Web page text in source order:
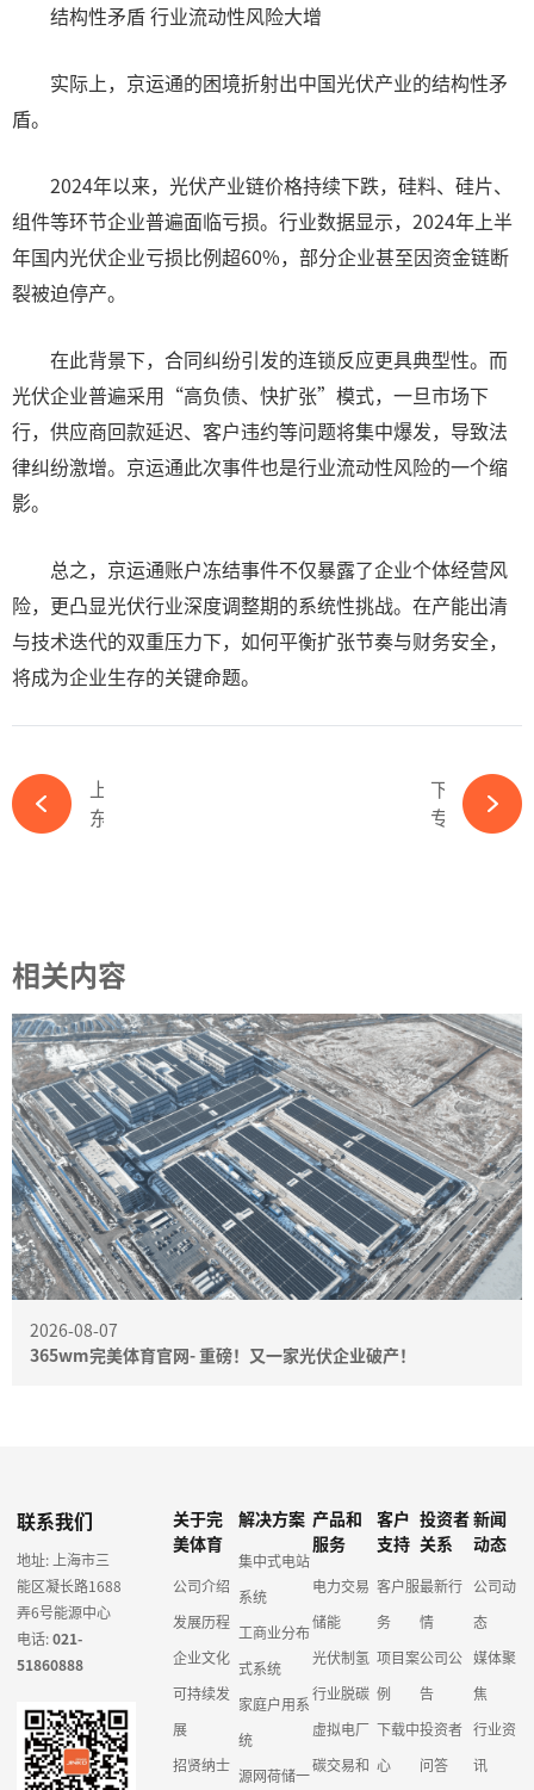
结构性矛盾 行业流动性风险大增
实际上，京运通的困境折射出中国光伏产业的结构性矛
盾。
2024年以来，光伏产业链价格持续下跌，硅料、硅片、
组件等环节企业普遍面临亏损。行业数据显示，2024年上半
年国内光伏企业亏损比例超60%，部分企业甚至因资金链断
裂被迫停产。
在此背景下，合同纠纷引发的连锁反应更具典型性。而
光伏企业普遍采用“高负债、快扩张”模式，一旦市场下
行，供应商回款延迟、客户违约等问题将集中爆发，导致法
律纠纷激增。京运通此次事件也是行业流动性风险的一个缩
影。
总之，京运通账户冻结事件不仅暴露了企业个体经营风
险，更凸显光伏行业深度调整期的系统性挑战。在产能出清
与技术迭代的双重压力下，如何平衡扩张节奏与财务安全，
将成为企业生存的关键命题。
下一篇
专利战风波再起！晶科在美起诉印度最大的光伏公司-365wm完美体育官网
相关内容
2026-08-07
365wm完美体育官网- 重磅！又一家光伏企业破产！
联系我们
地址: 上海市三
能区凝长路1688
弄6号能源中心
电话:021-
51860888
关于完
美体育
公司介绍
发展历程
企业文化
可持续发
展
招贤纳士
解决方案
集中式电站
系统
工商业分布
式系统
家庭户用系
统
源网荷储一
产品和
服务
电力交易
储能
光伏制氢
行业脱碳
虚拟电厂
碳交易和
客户
支持
客户服
务
项目案
例
下载中
心
投资者
关系
最新行
情
公司公
告
投资者
问答
新闻
动态
公司动
态
媒体聚
焦
行业资
讯